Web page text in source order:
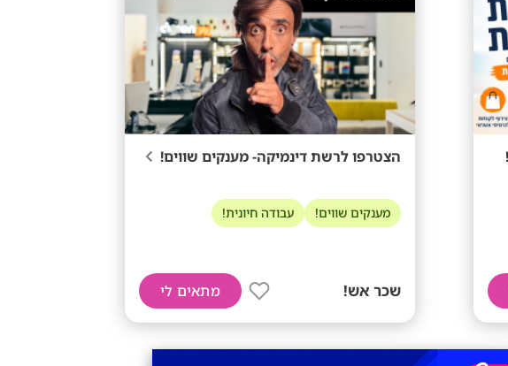
הצטרפו לרשת דינמיקה- מענקים שווים!
מענקים שווים! עבודה חיונית!
שכר אש! מתאים לי